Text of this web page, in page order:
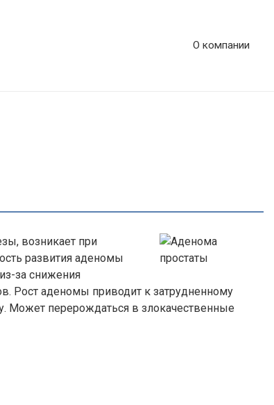
О компании
возникает при
развития аденомы
за снижения
Рост аденомы приводит к затрудненному
Может перерождаться в злокачественные